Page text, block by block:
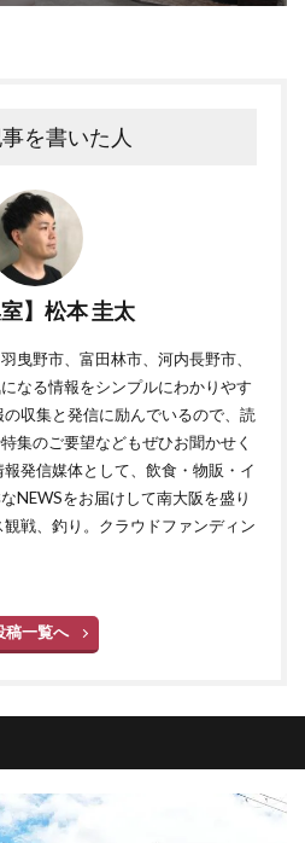
を書いた人
室】松本 圭太
曳野市、富田林市、河内長野市、
なる情報をシンプルにわかりやす
収集と発信に励んでいるので、読
集のご要望などもぜひお聞かせく
発信媒体として、飲食・物販・イ
NEWSをお届けして南大阪を盛り
観戦、釣り。クラウドファンディン
稿一覧へ